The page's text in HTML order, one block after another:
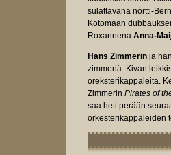
sulattavana nörtti-
Kotomaan
Roxannena Anna-
Hans Zimmerin ja
zimmeriä. Kivan
oreksterikappaleita.
Zimmerin Pirates of
saa heti perään
orkesterikappaleiden